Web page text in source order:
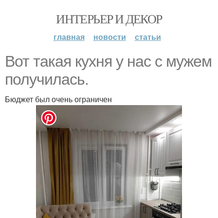
ИНТЕРЬЕР И ДЕКОР
главная новости статьи
Вот такая кухня у нас с мужем
получилась.
Бюджет был очень ограничен